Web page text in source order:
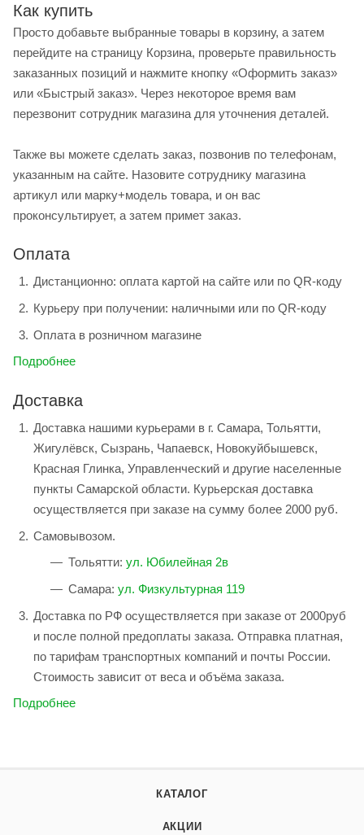
Как купить
Просто добавьте выбранные товары в корзину, а затем
перейдите на страницу Корзина, проверьте правильность
заказанных позиций и нажмите кнопку «Оформить заказ»
или «Быстрый заказ». Через некоторое время вам
перезвонит сотрудник магазина для уточнения деталей.
Также вы можете сделать заказ, позвонив по телефонам,
указанным на сайте. Назовите сотруднику магазина
артикул или марку+модель товара, и он вас
проконсультирует, а затем примет заказ.
Оплата
Дистанционно: оплата картой на сайте или по QR-коду
Курьеру при получении: наличными или по QR-коду
Оплата в розничном магазине
Подробнее
Доставка
Доставка нашими курьерами в г. Самара, Тольятти,
Жигулёвск, Сызрань, Чапаевск, Новокуйбышевск,
Красная Глинка, Управленческий и другие населенные
пункты Самарской области. Курьерская доставка
осуществляется при заказе на сумму более 2000 руб.
Самовывозом.
Тольятти: ул. Юбилейная 2в
Самара: ул. Физкультурная 119
Доставка по РФ осуществляется при заказе от 2000руб
и после полной предоплаты заказа. Отправка платная,
по тарифам транспортных компаний и почты России.
Стоимость зависит от веса и объёма заказа.
Подробнее
КАТАЛОГ
АКЦИИ